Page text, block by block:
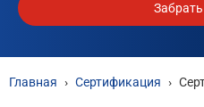
Главная › Сертификация ›